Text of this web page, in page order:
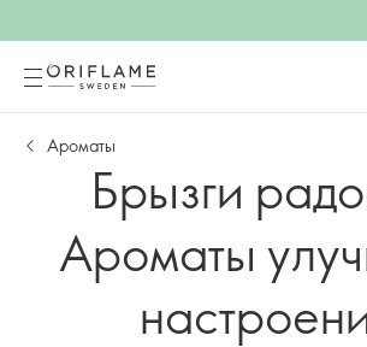
Ароматы
Брызги
Ароматы